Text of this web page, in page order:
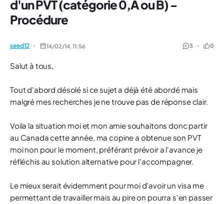
d'un PVT (catégorie 0,A ou B) -
Procédure
seed12 14/02/14,11:56 3 0
Salut à tous,
Tout d'abord désolé si ce sujet a déjà été abordé mais
malgré mes recherches je ne trouve pas de réponse clair.
Voila la situation moi et mon amie souhaitons donc partir
au Canada cette année, ma copine a obtenue son PVT
moi non pour le moment, préférant prévoir a l'avance je
réfléchis au solution alternative pour l'accompagner.
Le mieux serait évidemment pour moi d'avoir un visa me
permettant de travailler mais au pire on pourra s'en passer